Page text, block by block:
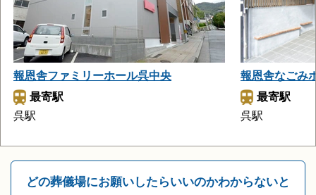
報恩舎ファミリーホール呉中央
最寄駅
呉駅
報恩舎なごみ
最寄駅
呉駅
どの葬儀場にお願いしたらいいのかわからないと